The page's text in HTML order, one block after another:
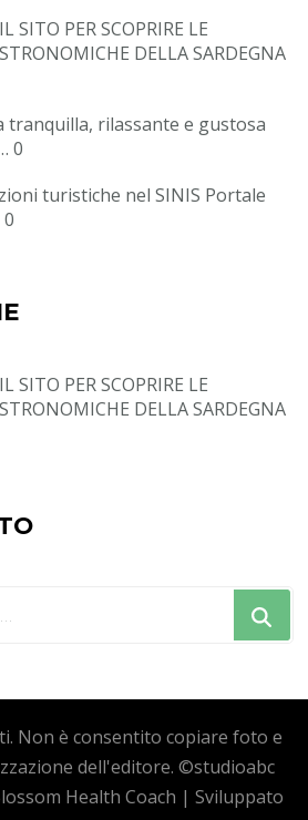
IL SITO PER SCOPRIRE LE
DELLA SARDEGNA
tranquilla, rilassante e gustosa
0
turistiche nel SINIS Portale
IL SITO PER SCOPRIRE LE
DELLA SARDEGNA
Non è consentito copiare foto e
dell'editore. ©studioabc
Health Coach | Sviluppato